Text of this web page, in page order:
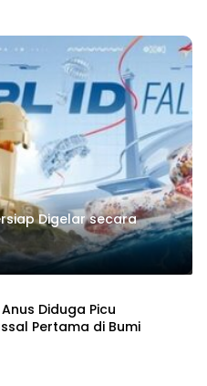
Digelar secara
Diduga Picu
Pertama di Bumi